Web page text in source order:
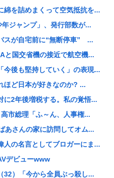
綿を詰めまくって空気抵抗を...
ジャンプ」、発行部数が...
スが自宅前に“無断停車” ...
と国交省機の接近で航空機...
今後も堅持していく」の表現...
ど日本が好きなのか? ...
に2年後増税する。私の覚悟...
市総理「ふ～ん、人事権...
あさんの家に訪問してオム...
人の名言としてブロガーにま...
デビューwww
32）「今から全員ぶっ殺し...